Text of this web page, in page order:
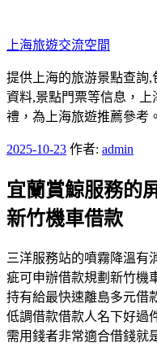
至
主
要
內
容
上海旅遊交流空間
提供上海的旅游景點查詢
資料,景點門票等信息，
禮，為上海旅遊推薦參考。
發
於
2025-10-23 作者: admin
宜蘭賞鯨服務的
新竹機車借款
三洋服務站的噴霧降溫有
疵可申辦借款規劃新竹機
持有給最快速離島多元借
低調借款借款人名下好過
需用錢者非常適合借錢就